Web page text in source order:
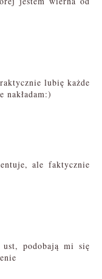
lubię każde
nakładam:)
ale faktycznie
podobają mi się